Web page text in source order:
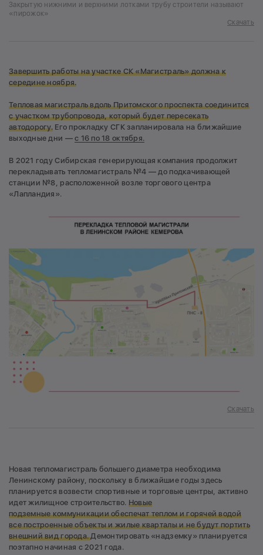
Закрытую нижними и верхними лотками трубу строители называют
«пирожок»
Скачать
Завершить работы на участке СК «Магистраль» должна к
середине ноября.
Тепловая магистраль вдоль Притомского проспекта соединится
с участком трубопровода, который будет пересекать
автодорогу.Его прокладку СГК запланировала на ближайшие
выходные дни —с 16 по 18 октября.
В 2021 году Сибирская генерирующая компания продолжит
перекладывать тепломагистраль №4 — до подкачивающей
станции №8, расположенной возле торгового центра
«Лапландия».
Скачать
Новая тепломагистраль большего диаметра необходима
Ленинскому району, поскольку в ближайшие годы здесь
планируется возвести спортивные и торговые центры, активно
идет жилищное строительство. Новые
подземные коммуникации обеспечат теплом и горячей водой
все построенные объекты и жилые кварталы и не будут портить
внешний вид города.Демонтировать «надземку» планируется
поэтапно начиная с 2021 года.